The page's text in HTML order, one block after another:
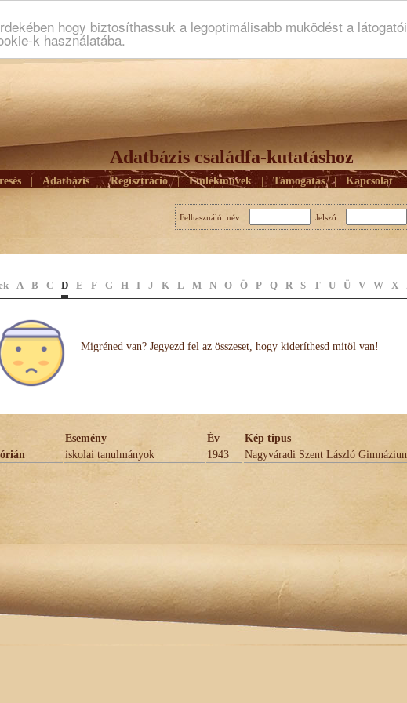
hogy biztosíthassuk a legoptimálisabb muködést a
k használatába.
Adatbázis családfa-kutatáshoz
Adatbázis | Regisztráció | Emlékmûvek | Támogatás | Kapcsolat
Felhasználói név: Jelszó:
A B C D E F G H I J K L M N O Ö P Q R S T U Ü V W X
Migréned van? Jegyezd fel az összeset, hogy kideríthesd mitöl van!
Esemény Év
Kép tipus
iskolai tanulmányok 1943 Nagyváradi Szent László